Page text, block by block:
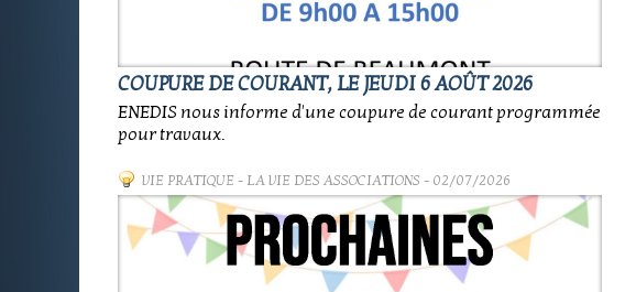
COUPURE DE COURANT, LE JEUDI 6 AOÛT 2026
ENEDIS nous informe d'une coupure de courant programmée
pour travaux.
VIE PRATIQUE- LA VIE DES ASSOCIATIONS - 02/07/2026